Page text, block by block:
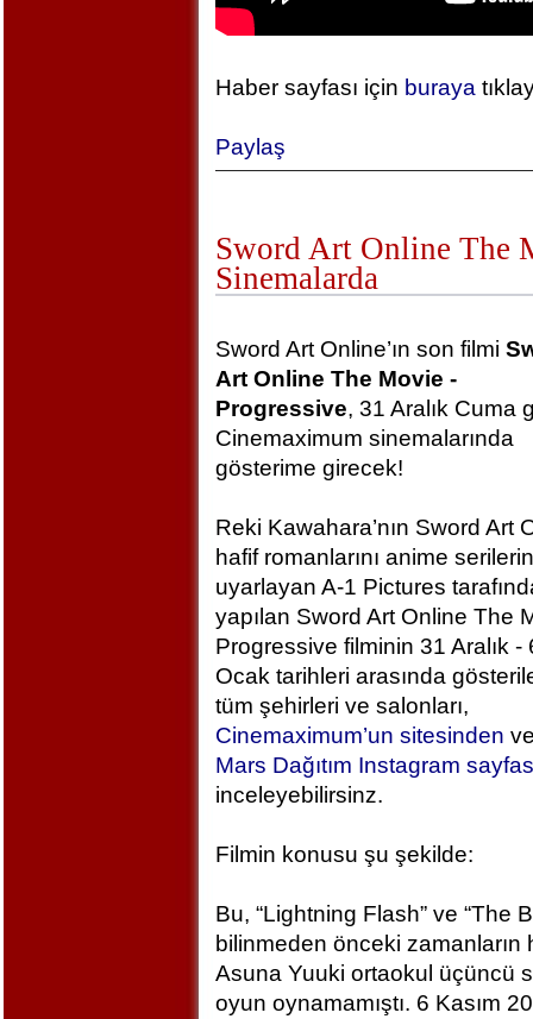
Haber sayfası için buraya
Paylaş
Sword Art Online The
Sinemalarda
Sword Art Online’ın son filmi
Art Online The Movie -
Progressive, 31 Aralık Cuma
Cinemaximum sinemalarında
gösterime girecek!
Reki Kawahara’nın Sword Art
hafif romanlarını anime
uyarlayan A-1 Pictures
yapılan Sword Art Online The
Progressive filminin 31 Aralık -
Ocak tarihleri arasında
tüm şehirleri ve salonları,
Cinemaximum’un sitesinden
Mars Dağıtım Instagram
inceleyebilirsinz.
Filmin konusu şu şekilde:
Bu, “Lightning Flash” ve “The
bilinmeden önceki zamanların
Asuna Yuuki ortaokul üçüncü
oyun oynamamıştı. 6 Kasım